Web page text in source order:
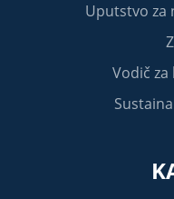
Uputstvo za
Vodič